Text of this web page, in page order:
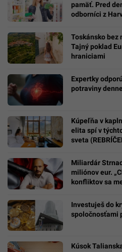
pamäť. Pred
odborníci z
Toskánsko bez
Tajný poklad
hraniciami
Expertky
potraviny
Kúpeľňa v
elita spí v
sveta
Miliardár
miliónov eur.
konfliktov sa
Investuješ do
spoločnosťami
Kúsok